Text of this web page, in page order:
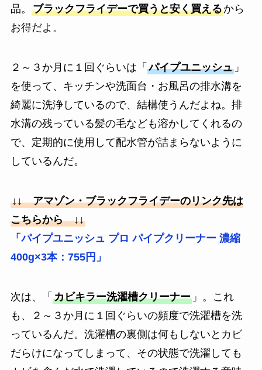
品。 ブラックフライデーで買うと安く買えるから
お得だよ。
２～３か月に１回ぐらいは「 パイプユニッシュ」
を使って、キッチンや洗面台・お風呂の排水溝を
綺麗に洗浄しているので、結構使うんだよね。排
水溝の残っている髪の毛なども溶かしてくれるの
で、定期的に使用して配水管が詰まらないように
しているんだ。
↓↓ アマゾン・ブラックフライデーのリンク先は
こちらから ↓↓
「パイプユニッシュ プロ パイプクリーナー 濃縮
400g×3本：755円」
次は、「 カビキラー洗濯槽クリーナー」。これ
も、２～３か月に１回ぐらいの頻度で洗濯槽を洗
っているんだ。洗濯槽の裏側は何もしないとカビ
だらけになってしまって、その状態で洗濯しても